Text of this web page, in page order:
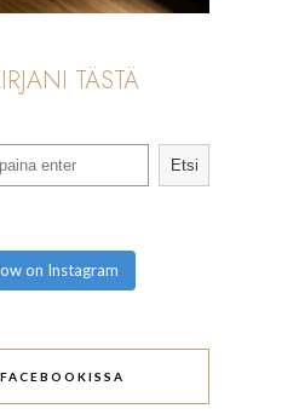
TÄSTÄ
Etsi
on Instagram